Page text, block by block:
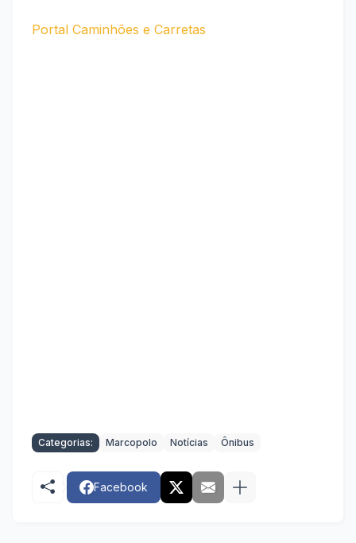
Portal Caminhões e Carretas
Categorias: Marcopolo Notícias Ônibus
Facebook